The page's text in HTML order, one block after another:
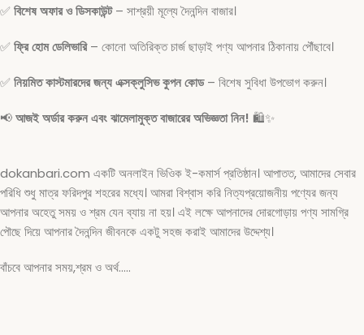
✅ বিশেষ অফার ও ডিসকাউন্ট– সাশ্রয়ী মূল্যে দৈনন্দিন বাজার।
✅ ফ্রি হোম ডেলিভারি– কোনো অতিরিক্ত চার্জ ছাড়াই পণ্য আপনার ঠিকানায় পৌঁছাবে।
✅ নিয়মিত কাস্টমারদের জন্য এক্সক্লুসিভ কুপন কোড– বিশেষ সুবিধা উপভোগ করুন।
📢আজই অর্ডার করুন এবং ঝামেলামুক্ত বাজারের অভিজ্ঞতা নিন! 🛍️✨
dokanbari.com একটি অনলাইন ভিওিক ই-কমার্স প্রতিষ্ঠান। আপাতত, আমাদের সেবার
পরিধি শুধু মাত্র ফরিদপুর শহরের মধ্যে। আমরা বিশ্বাস করি নিত্যপ্রয়োজনীয় পণ্যের জন্য
আপনার অহেতু সময় ও শ্রম যেন ব্যায় না হয়। এই লক্ষে আপনাদের দোরগোড়ায় পণ্য সামগ্রি
পৌছে দিয়ে আপনার দৈনন্দিন জীবনকে একটু সহজ করাই আমাদের উদ্দেশ্য।
বাঁচবে আপনার সময়,শ্রম ও অর্থ…..